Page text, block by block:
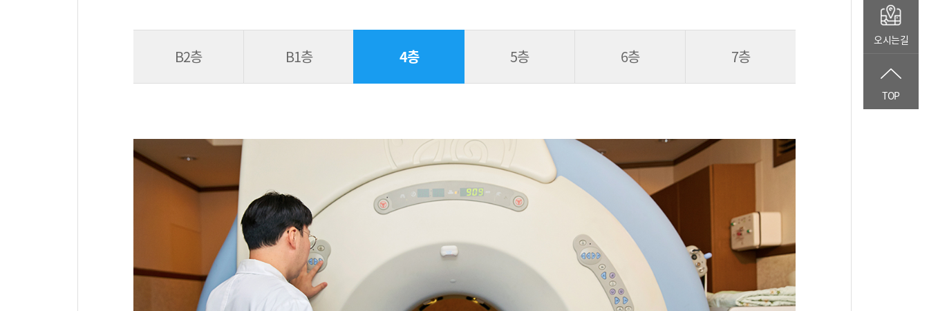
오시는길
TOP
B2층 B1층 4층 5층 6층 7층